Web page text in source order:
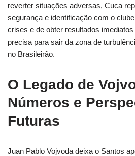
reverter situações adversas, Cuca
segurança e identificação com o
crises e de obter resultados
precisa para sair da zona de
no Brasileirão.
O Legado de
Números e
Futuras
Juan Pablo Vojvoda deixa o Santos